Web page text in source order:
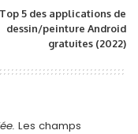
Top 5 des applications de
dessin/peinture Android
gratuites (2022)
Les champs